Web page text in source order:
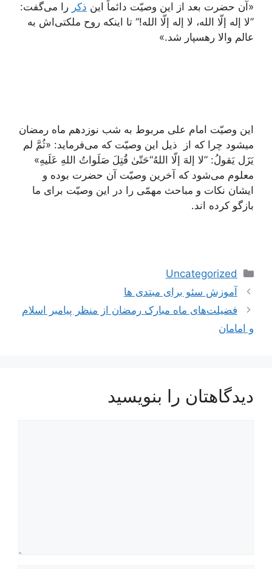
«آن حضرت بعد از این وصیّت دائماً این ذکر را می‌گفت:
”لا إله إلّا الله، لا إله إلّا الله!“ تا اینکه روح ملکتی‌اش به
عالم والا رهسپار شد.»
این وصیّت امام علی مربوط به شب نوزدهم ماه رمضان
میشود چرا که از ذیل این وصیّت که می‌فرماید: «ثُمَّ لم
یَزَل یَقولُ: ”لا إلهَ إلّا اللهُ“حَتّیٰ قُتِلَ صَلَواتُ اللهِ عَلَیهِ»
معلوم می‌شود که آخرین وصیّت آن حضرت بوده و
ایشان نکات و مباحث مهمّی را در این وصیّت برای ما
بازگو کرده اند.
دسته‌ها
Uncategorized
ناوبری
نوشته‌ها
آموزش سئو برای مبتدی ها
فضیلت‌های ماه مبارک رمضان از منظر پیامبر اسلام
و امامان
دیدگاهتان را بنویسید